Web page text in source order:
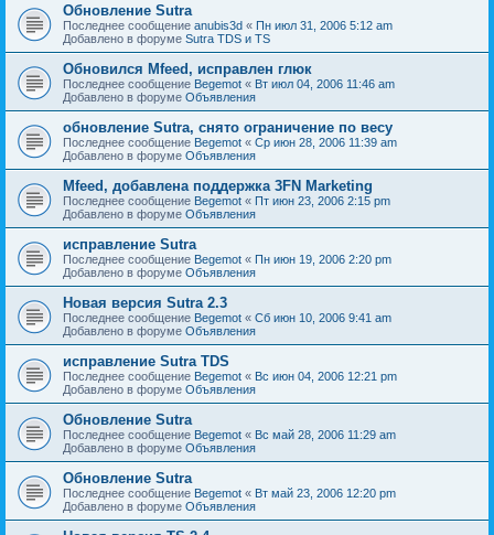
Обновление Sutra
Последнее сообщение anubis3d « Пн июл 31, 2006 5:12 am
Добавлено в форуме Sutra TDS и TS
Обновился Mfeed, исправлен глюк
Последнее сообщение Begemot « Вт июл 04, 2006 11:46 am
Добавлено в форуме Объявления
обновление Sutra, снято ограничение по весу
Последнее сообщение Begemot « Ср июн 28, 2006 11:39 am
Добавлено в форуме Объявления
Mfeed, добавлена поддержка 3FN Marketing
Последнее сообщение Begemot « Пт июн 23, 2006 2:15 pm
Добавлено в форуме Объявления
исправление Sutra
Последнее сообщение Begemot « Пн июн 19, 2006 2:20 pm
Добавлено в форуме Объявления
Новая версия Sutra 2.3
Последнее сообщение Begemot « Сб июн 10, 2006 9:41 am
Добавлено в форуме Объявления
исправление Sutra TDS
Последнее сообщение Begemot « Вс июн 04, 2006 12:21 pm
Добавлено в форуме Объявления
Обновление Sutra
Последнее сообщение Begemot « Вс май 28, 2006 11:29 am
Добавлено в форуме Объявления
Обновление Sutra
Последнее сообщение Begemot « Вт май 23, 2006 12:20 pm
Добавлено в форуме Объявления